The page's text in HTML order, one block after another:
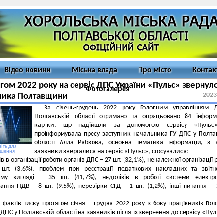
Відео новини Міська влада Про місто
Фотогалерея
2022 року на сервіс ДПС України «Пульс»
Полтавщини
для
За січень-грудень 2022 року Головним управлінням
Полтавській області отримано та опрацьовано 84
картки, що надійшли за допомогою сервісу
проінформувала пресу заступник начальника ГУ ДПС у
області Алла Рябкова, основна тематика інформацій, з
заявники зверталися на сервіс «Пульс», стосувалися:
в організації роботи органів ДПС – 27 шт. (32,1%), неналежної організації
(3,6%), проблем при реєстрації податкових накладних та
вигляді – 35 шт. (41,7%), недоліків в роботі системи
ПДВ – 8 шт. (9,5%), перевірки СГД – 1 шт. (1,2%), інші питання –
тиску протягом січня – грудня 2022 року з боку працівників
у Полтавській області на заявників після їх звернення до сервісу